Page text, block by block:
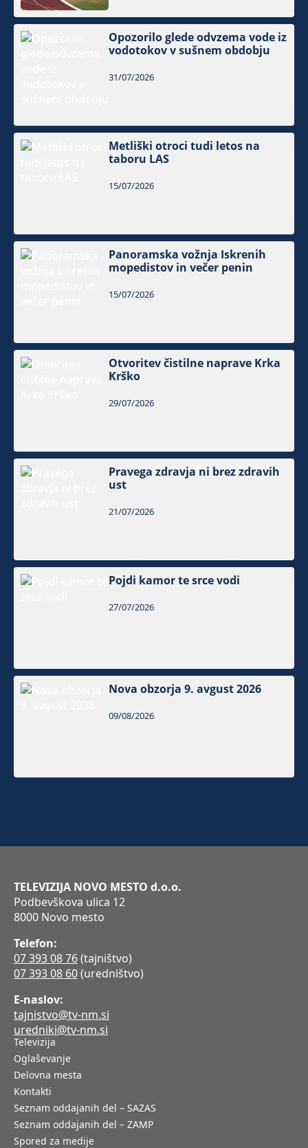
Opozorilo glede odvzema vode iz
vodotokov v sušnem obdobju
31/07/2026
Metliški otroci tudi letos na
taboru LAS
15/07/2026
Panoramska vožnja Iskrenih
mopedistov in večer penin
15/07/2026
Otvoritev čistilne naprave Krka
Krško
29/07/2026
Pravega zdravja ni brez zdravih
ust
21/07/2026
Pojdi kamor te srce vodi
27/07/2026
Nova obzorja 9. avgust 2026
09/08/2026
TELEVIZIJA NOVO MESTO d.o.o.
Podbevškova ulica 12
8000 Novo mesto
Telefon:
07 393 08 76(tajništvo)
07 393 08 60(uredništvo)
E-naslov:
tajnistvo@tv-nm.si
uredniki@tv-nm.si
Televizija
Oglaševanje
Delovna mesta
Kontakti
Seznam oddajanih del – SAZAS
Seznam oddajanih del – ZAMP
Spored za medije